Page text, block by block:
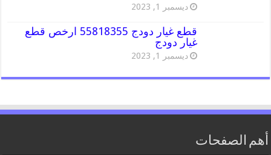
ديسمبر 1, 2023
قطع غيار دودج 55818355 ارخص قطع
غيار دودج
ديسمبر 1, 2023
أهم الصفحات